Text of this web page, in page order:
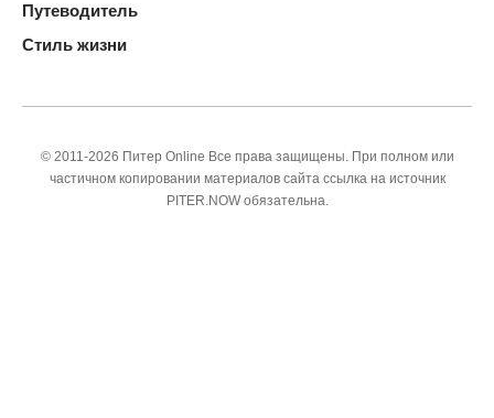
Путеводитель
Стиль жизни
© 2011-2026 Питер Online Все права защищены. При полном или
частичном копировании материалов сайта ссылка на источник
PITER.NOW обязательна.